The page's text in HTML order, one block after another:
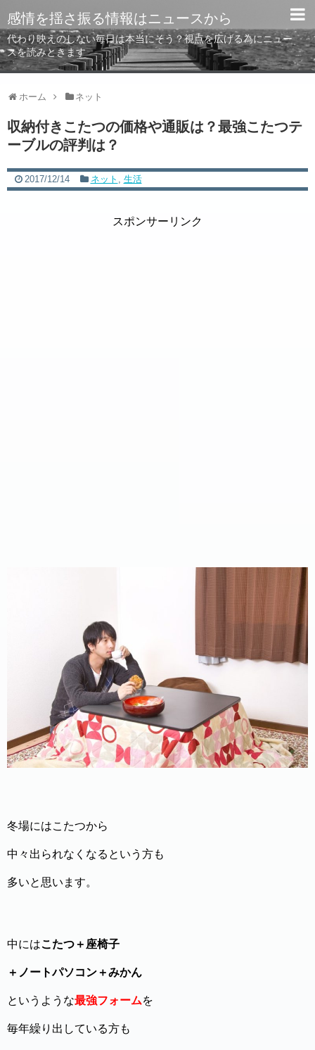
感情を揺さ振る情報はニュースから
代わり映えのしない毎日は本当にそう？視点を広げる為にニュー
スを読みときます
ホーム ネット
収納付きこたつの価格や通販は？最強こたつテ
ーブルの評判は？
2017/12/14 ネット , 生活
スポンサーリンク
冬場にはこたつから
中々出られなくなるという方も
多いと思います。
中にはこたつ＋座椅子
＋ノートパソコン＋みかん
というような最強フォームを
毎年繰り出している方も